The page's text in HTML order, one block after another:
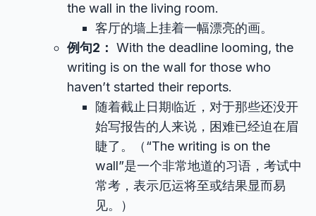
the wall in the living room.
客厅的墙上挂着一幅漂亮的画。
例句2： With the deadline looming, the
writing is on the wall for those who
haven’t started their reports.
随着截止日期临近，对于那些还没开
始写报告的人来说，困难已经迫在眉
睫了。（“The writing is on the
wall”是一个非常地道的习语，考试中
常考，表示厄运将至或结果显而易
见。）